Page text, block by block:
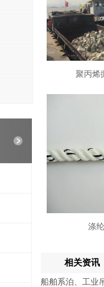
聚丙烯
涤
相关资讯
船舶系泊、工业